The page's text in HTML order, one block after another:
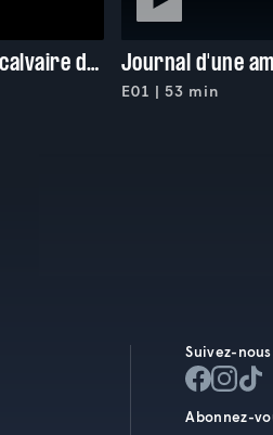
Célibat des prêtres, le calvaire de l'église Journal d'une
E01 | 53 min
Suivez-nous
Abonnez-